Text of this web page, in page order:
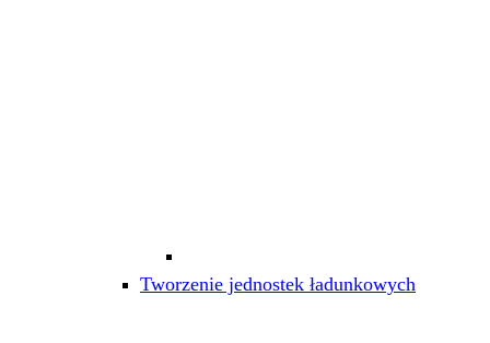
Tworzenie jednostek ładunkowych